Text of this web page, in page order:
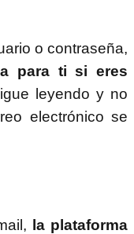
o contraseña,
para ti si eres
leyendo y no
electrónico se
la plataforma